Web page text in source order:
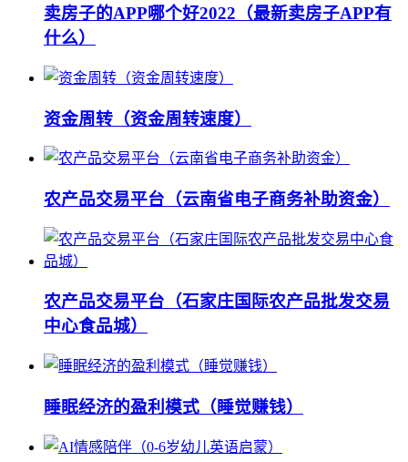
卖房子的APP哪个好2022（最新卖房子APP有
什么）
资金周转（资金周转速度）
农产品交易平台（云南省电子商务补助资金）
农产品交易平台（石家庄国际农产品批发交易
中心食品城）
睡眠经济的盈利模式（睡觉赚钱）